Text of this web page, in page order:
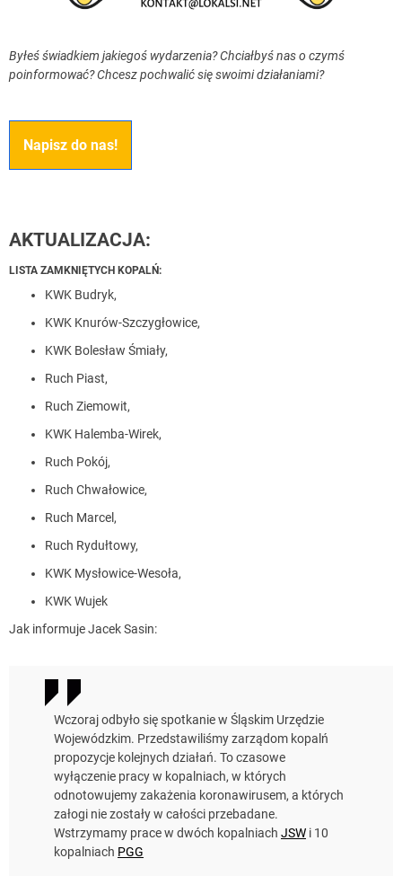
Byłeś świadkiem jakiegoś wydarzenia? Chciałbyś nas o czymś
poinformować? Chcesz pochwalić się swoimi działaniami?
Napisz do nas!
AKTUALIZACJA:
LISTA ZAMKNIĘTYCH KOPALŃ:
KWK Budryk,
KWK Knurów-Szczygłowice,
KWK Bolesław Śmiały,
Ruch Piast,
Ruch Ziemowit,
KWK Halemba-Wirek,
Ruch Pokój,
Ruch Chwałowice,
Ruch Marcel,
Ruch Rydułtowy,
KWK Mysłowice-Wesoła,
KWK Wujek
Jak informuje Jacek Sasin:
Wczoraj odbyło się spotkanie w Śląskim Urzędzie
Wojewódzkim. Przedstawiliśmy zarządom kopalń
propozycje kolejnych działań. To czasowe
wyłączenie pracy w kopalniach, w których
odnotowujemy zakażenia koronawirusem, a których
załogi nie zostały w całości przebadane.
Wstrzymamy prace w dwóch kopalniach JSW i 10
kopalniach PGG